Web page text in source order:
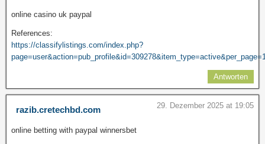
online casino uk paypal
References:
https://classifylistings.com/index.php?
Antworten
razib.cretechbd.com 29. Dezember 2025 at 19:05
online betting with paypal winnersbet